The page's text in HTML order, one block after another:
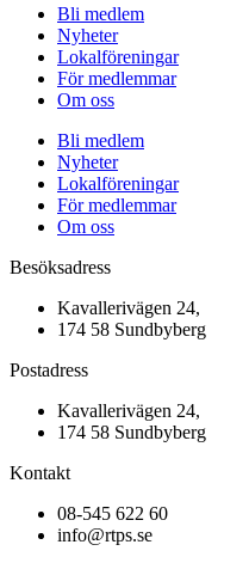
Bli medlem
Nyheter
Lokalföreningar
För medlemmar
Om oss
Bli medlem
Nyheter
Lokalföreningar
För medlemmar
Om oss
Besöksadress
Kavallerivägen 24,
174 58 Sundbyberg
Postadress
Kavallerivägen 24,
174 58 Sundbyberg
Kontakt
08-545 622 60
info@rtps.se